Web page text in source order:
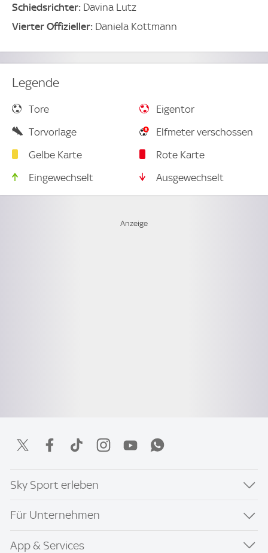
Schiedsrichter: Davina Lutz
Vierter Offizieller: Daniela Kottmann
Legende
Tore
Eigentor
Torvorlage
Elfmeter verschossen
Gelbe Karte
Rote Karte
Eingewechselt
Ausgewechselt
Sky Sport erleben
Für Unternehmen
App & Services